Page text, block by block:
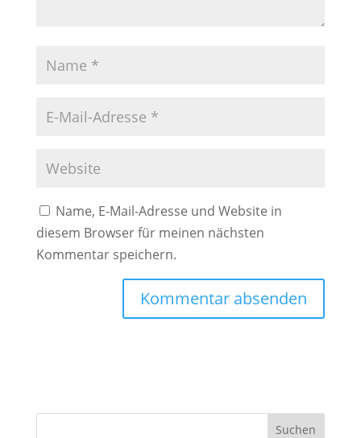
Name, E-Mail-Adresse und Website in
diesem Browser für meinen nächsten
Kommentar speichern.
r
Suchen